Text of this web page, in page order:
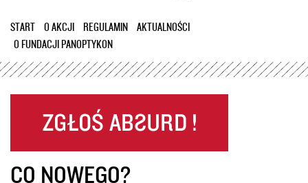
START O AKCJI REGULAMIN
AKTUALNOŚCI
O FUNDACJI PANOPTYKON
CO NOWEGO?